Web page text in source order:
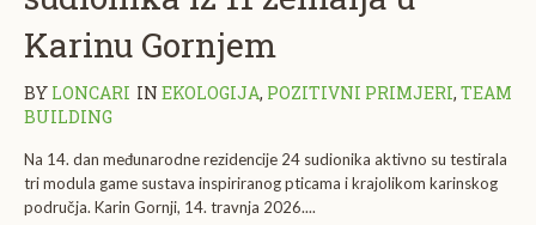
Karinu Gornjem
BY LONCARI IN EKOLOGIJA, POZITIVNI PRIMJERI, TEAM
BUILDING
Na 14. dan međunarodne rezidencije 24 sudionika aktivno su testirala
tri modula game sustava inspiriranog pticama i krajolikom karinskog
područja. Karin Gornji, 14. travnja 2026....